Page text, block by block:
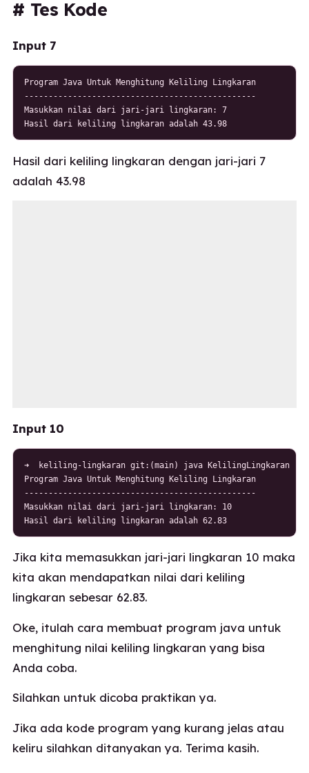
# Tes Kode
Input 7
Program Java Untuk Menghitung Keliling Lingkaran
------------------------------------------------
Masukkan nilai dari jari-jari lingkaran: 7
Hasil dari keliling lingkaran adalah 43.98
Hasil dari keliling lingkaran dengan jari-jari 7
adalah 43.98
Input 10
➜  keliling-lingkaran git:(main) java KelilingLingkaran
Program Java Untuk Menghitung Keliling Lingkaran
------------------------------------------------
Masukkan nilai dari jari-jari lingkaran: 10
Hasil dari keliling lingkaran adalah 62.83
Jika kita memasukkan jari-jari lingkaran 10 maka
kita akan mendapatkan nilai dari keliling
lingkaran sebesar 62.83.
Oke, itulah cara membuat program java untuk
menghitung nilai keliling lingkaran yang bisa
Anda coba.
Silahkan untuk dicoba praktikan ya.
Jika ada kode program yang kurang jelas atau
keliru silahkan ditanyakan ya. Terima kasih.